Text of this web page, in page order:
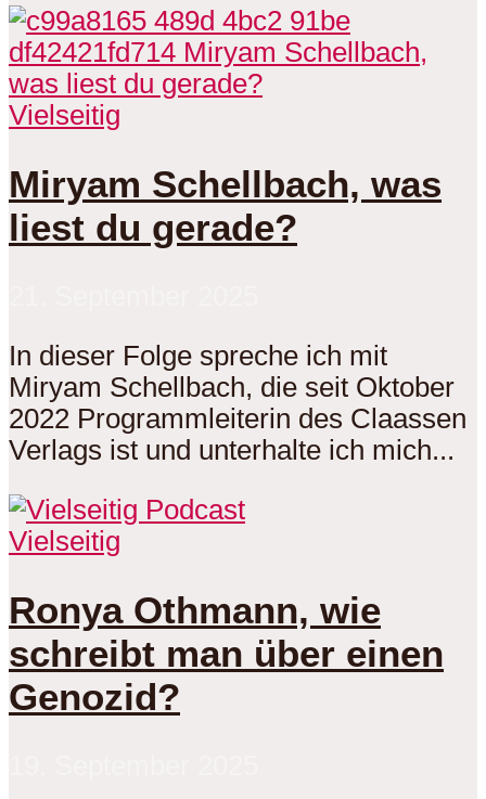
Vielseitig
Miryam Schellbach, was
liest du gerade?
In dieser Folge spreche ich mit
Miryam Schellbach, die seit Oktober
2022 Programmleiterin des Claassen
Verlags ist und unterhalte ich mich...
Vielseitig
Ronya Othmann, wie
schreibt man über einen
Genozid?